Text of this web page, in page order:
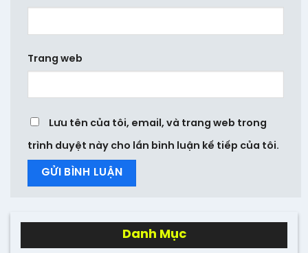
Trang web
Lưu tên của tôi, email, và trang web trong
trình duyệt này cho lần bình luận kế tiếp của tôi.
Danh Mục